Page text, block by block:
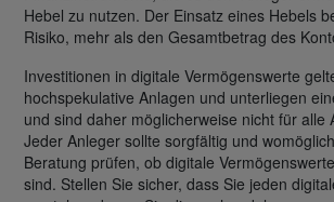
Hebel zu nutzen. Der Einsatz eines Hebels
Risiko, mehr als den Gesamtbetrag des
Investitionen in digitale Vermögenswerte
hochspekulative Anlagen und unterliegen
und sind daher möglicherweise nicht für alle
Jeder Anleger sollte sorgfältig und
Beratung prüfen, ob digitale
sind. Stellen Sie sicher, dass Sie jeden